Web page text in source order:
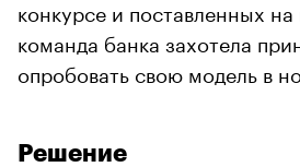
конкурсе и поставленных на
команда банка захотела
опробовать свою модель в
Решение